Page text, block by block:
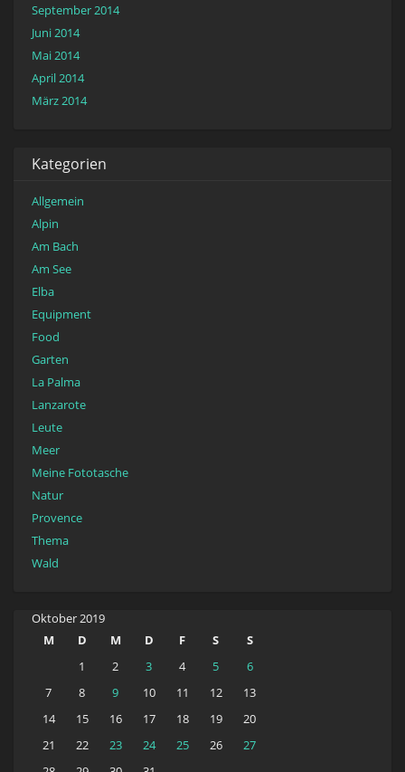
September 2014
Juni 2014
Mai 2014
April 2014
März 2014
Kategorien
Allgemein
Alpin
Am Bach
Am See
Elba
Equipment
Food
Garten
La Palma
Lanzarote
Leute
Meer
Meine Fototasche
Natur
Provence
Thema
Wald
Oktober 2019
M
D M D F S
S
1
2 3 4 5
6
7
8 9 10 11 12
13
14
15 16 17 18 19
20
21
22 23 24 25 26
27